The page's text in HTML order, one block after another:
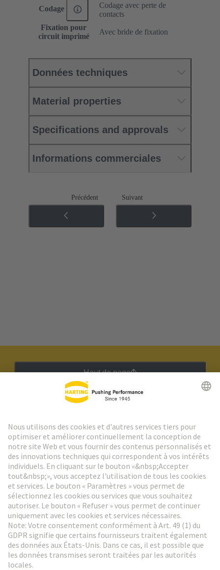
Codage
Codage avec perte de
contacts
Fixation pour
circuit imprimé
Avec bride de fixation
Données techniques
Material properties
Specifications and approvals
Informations commerciales
Précédent Suivant
Haut de page
Aller à l'inscription
Social Media